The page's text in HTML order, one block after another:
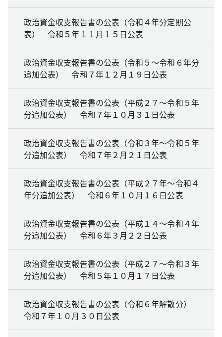
政治資金収支報告書の公表（令和４年分定期公
表） 令和５年１１月１５日公表
政治資金収支報告書の公表（令和５～令和６年分
追加公表） 令和７年１２月１９日公表
政治資金収支報告書の公表（平成２７～令和５年
分追加公表） 令和７年１０月３１日公表
政治資金収支報告書の公表（令和３年～令和５年
分追加公表） 令和７年２月２１日公表
政治資金収支報告書の公表（平成２７年～令和４
年分追加公表） 令和６年１０月１６日公表
政治資金収支報告書の公表（平成１４～令和４年
分追加公表） 令和６年３月２２日公表
政治資金収支報告書の公表（平成２７～令和３年
分追加公表） 令和５年１０月１７日公表
政治資金収支報告書の公表（令和６年解散分）
令和７年１０月３０日公表